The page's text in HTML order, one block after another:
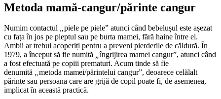
Metoda mamă-cangur/părinte cangur
Numim contactul „piele pe piele” atunci când bebelușul este așezat
cu fața în jos pe pieptul sau pe burta mamei, fără haine între ei.
Ambii ar trebui acoperiți pentru a preveni pierderile de căldură. În
1979, a început să fie numită „îngrijirea mamei cangur”, atunci când
a fost efectuată pe copiii prematuri. Acum tinde să fie
denumită „metoda mamei/părintelui cangur”, deoarece celălalt
părinte sau persoana care are grijă de copil poate fi, de asemenea,
implicat în această practică.